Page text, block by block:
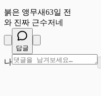
붉은 앵무새63일 전
와 진짜 근수저네
답글
나